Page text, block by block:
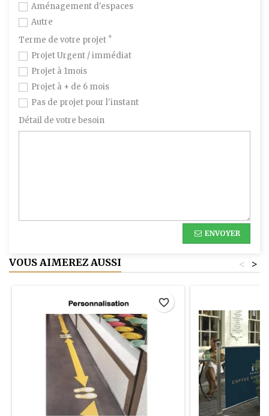
Aménagement d'espaces
Autre
Terme de votre projet *
Projet Urgent / immédiat
Projet à 1mois
Projet à + de 6 mois
Pas de projet pour l'instant
Détail de votre besoin
ENVOYER
VOUS AIMEREZ AUSSI >
<
favorite_border